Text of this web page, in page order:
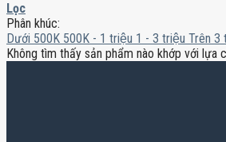
Lọc
Phân khúc:
Dưới 500K 500K - 1 triệu 1 - 3 triệu Trên 3
Không tìm thấy sản phẩm nào khớp với lựa